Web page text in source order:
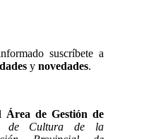
suscríbete a
y novedades.
Área de Gestión de
de Cultura de la